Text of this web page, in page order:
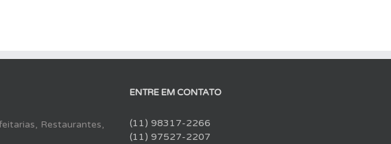
Restaurantes,
ENTRE EM CONTATO
(11) 98317-2266
(11) 97527-2207